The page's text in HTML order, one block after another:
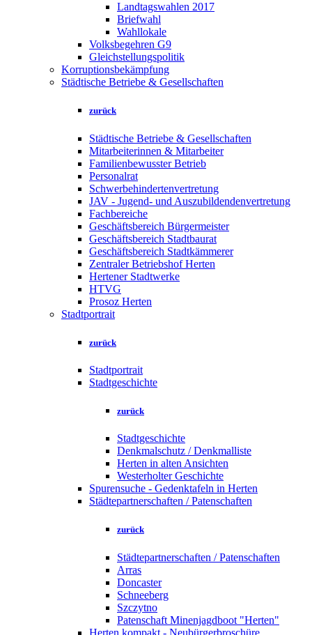
Landtagswahlen 2017
Briefwahl
Wahllokale
Volksbegehren G9
Gleichstellungspolitik
Korruptionsbekämpfung
Städtische Betriebe & Gesellschaften
zurück
Städtische Betriebe & Gesellschaften
Mitarbeiterinnen & Mitarbeiter
Familienbewusster Betrieb
Personalrat
Schwerbehindertenvertretung
JAV - Jugend- und Auszubildendenvertretung
Fachbereiche
Geschäftsbereich Bürgermeister
Geschäftsbereich Stadtbaurat
Geschäftsbereich Stadtkämmerer
Zentraler Betriebshof Herten
Hertener Stadtwerke
HTVG
Prosoz Herten
Stadtportrait
zurück
Stadtportrait
Stadtgeschichte
zurück
Stadtgeschichte
Denkmalschutz / Denkmalliste
Herten in alten Ansichten
Westerholter Geschichte
Spurensuche - Gedenktafeln in Herten
Städtepartnerschaften / Patenschaften
zurück
Städtepartnerschaften / Patenschaften
Arras
Doncaster
Schneeberg
Szczytno
Patenschaft Minenjagdboot "Herten"
Herten kompakt - Neubürgerbroschüre